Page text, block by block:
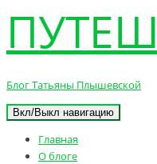
Блог Татьяны Плышевской
Вкл/Выкл навигацию
Главная
О блоге